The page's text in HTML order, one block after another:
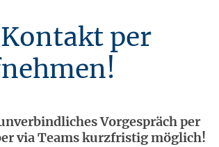
per
Vorgespräch per
via Teams kurzfristig möglich!